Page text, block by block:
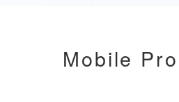
Mobile